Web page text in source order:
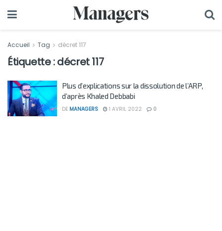
Accueil Tag décret 117
Étiquette :décret 117
Plus d’explications sur la dissolution de l’ARP,
d’après Khaled Debbabi
DE MANAGERS 1 AVRIL 2022 0